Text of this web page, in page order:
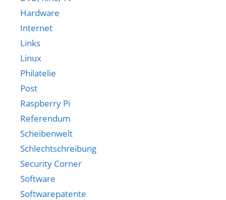
Hardware
Internet
Links
Linux
Philatelie
Post
Raspberry Pi
Referendum
Scheibenwelt
Schlechtschreibung
Security Corner
Software
Softwarepatente